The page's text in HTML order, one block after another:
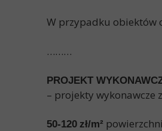
W przypadku obiektów
………
PROJEKT
– projekty wykonawcze
50-120 zł/m²